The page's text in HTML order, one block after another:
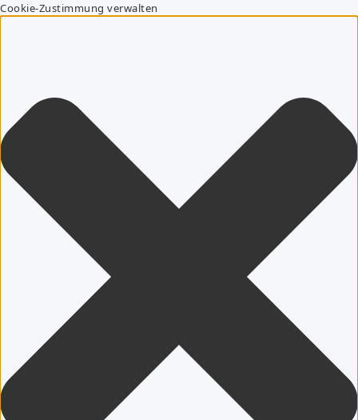
Cookie-Zustimmung verwalten